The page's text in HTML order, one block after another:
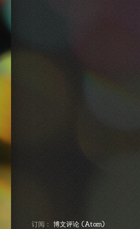
订阅：博文评论 (Atom)